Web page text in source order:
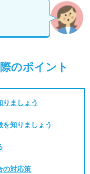
のポイント
ましょう
知りましょう
の対応策